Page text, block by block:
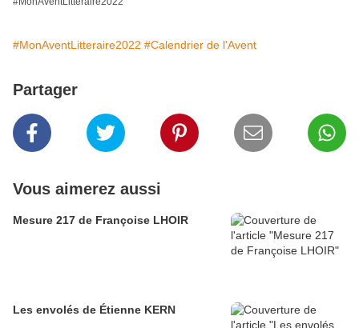
#MonAventLitteraire2022 #Calendrier de l'Avent
Partager
Vous aimerez aussi
Mesure 217 de Françoise LHOIR
Les envolés de Étienne KERN